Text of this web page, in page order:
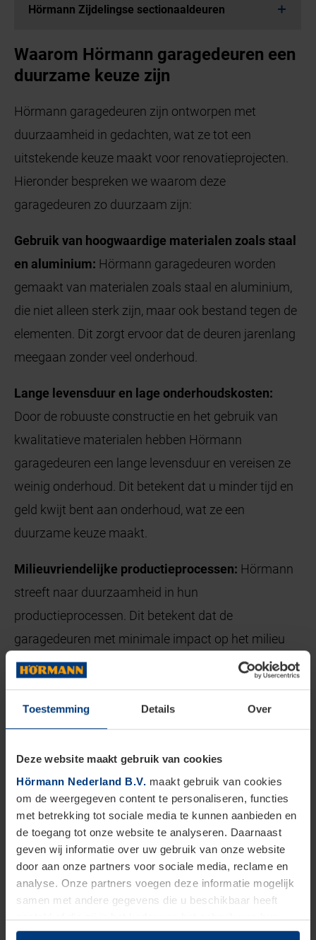
Toestemming Details Over
Deze website maakt gebruik van cookies
Hörmann Nederland B.V. maakt gebruik van cookies
om de weergegeven content te personaliseren, functies
met betrekking tot sociale media te kunnen aanbieden en
de toegang tot onze website te analyseren. Daarnaast
geven wij informatie over uw gebruik van onze website
door aan onze partners voor sociale media, reclame en
analyse. Onze partners voegen deze informatie mogelijk
samen met andere gegevens die u beschikbaar heeft
gesteld of die zij in het kader van het gebruik van hun
dienstverlening hebben verzameld.
Hörmann Zijdelingse sectionaaldeuren
Waarom Hörmann garagedeuren een
duurzame keuze zijn
Hörmann garagedeuren zijn ontworpen met
duurzaamheid in gedachten, wat ze tot een
uitstekende keuze maakt voor renovatieprojecten.
Hieronder bespreken we waarom deze
garagedeuren zo duurzaam zijn:
Gebruik van hoogwaardige materialen zoals staal
en aluminium: Hörmann garagedeuren worden
gemaakt van materialen zoals staal en aluminium,
die niet alleen sterk zijn, maar ook bestand tegen de
elementen. Dit zorgt ervoor dat de deuren jarenlang
meegaan zonder veel onderhoud.
Lange levensduur en lage onderhoudskosten:
Door de robuuste constructie en het gebruik van
kwalitatieve materialen hebben Hörmann
garagedeuren een lange levensduur en vereisen ze
weinig onderhoud. Dit betekent dat u minder tijd en
geld kwijt bent aan onderhoud, wat ze een
duurzame keuze maakt.
Milieuvriendelijke productieprocessen: Hörmann
streeft naar duurzaamheid in hun
productieprocessen. Dit betekent dat de
garagedeuren met minimale impact op het milieu
worden geproduceerd, waarbij gebruik wordt
gerecyclede materialen.
warmteverlies en lagere energiekosten:
garagedeuren zijn voorzien van afdichtingen die
helpen om de warmte in de garage vast te houden
en de kou buiten te houden. Dit zorgt niet alleen voor
een comfortabelere garage, maar ook voor lagere
energiekosten.
Gemak van installatie en aanpasbaarheid